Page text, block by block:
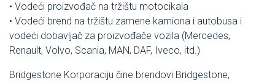
• Vodeći proizvođač na tržištu motocikala
• Vodeći brend na tržištu zamene kamiona i autobusa i
vodeći dobavljač za proizvođače vozila (Mercedes,
Renault, Volvo, Scania, MAN, DAF, Iveco, itd.)
Bridgestone Korporaciju čine brendovi Bridgestone,